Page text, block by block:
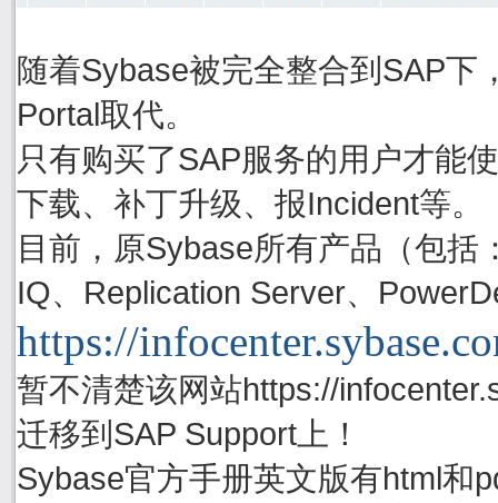
随着Sybase被完全整合到SAP下
Portal取代。
只有购买了SAP服务的用户才能
下载、补丁升级、报Incident等。
目前，原Sybase所有产品（包
IQ、Replication Server、
https://
暂不清楚该网站https://
迁移到SAP Support上！
Sybase官方手册英文版有html和